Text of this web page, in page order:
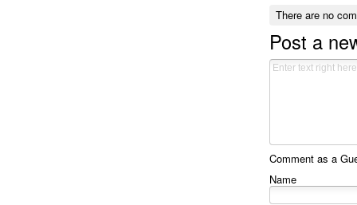
There are no
Post a
Comment as a
Name